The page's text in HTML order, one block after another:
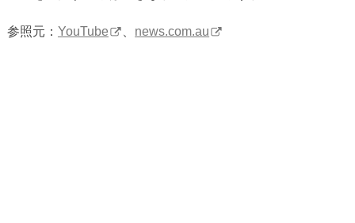
参照元： YouTube news.com.au